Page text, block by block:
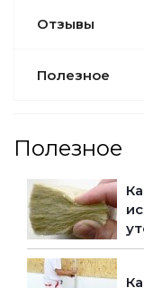
Отзывы
Полезное
Полезное